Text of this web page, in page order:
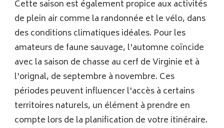
Cette saison est également propice aux activités
de plein air comme la randonnée et le vélo, dans
des conditions climatiques idéales. Pour les
amateurs de faune sauvage, l'automne coïncide
avec la saison de chasse au cerf de Virginie et à
l'orignal, de septembre à novembre. Ces
périodes peuvent influencer l'accès à certains
territoires naturels, un élément à prendre en
compte lors de la planification de votre itinéraire.